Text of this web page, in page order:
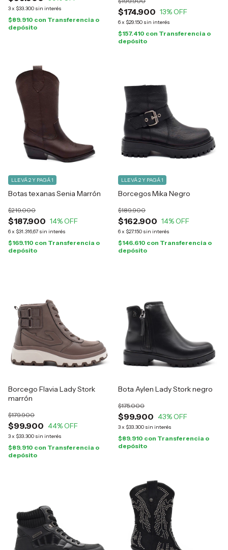
3x $33.300 sin interés
$89.910 con Transferencia o
depósito
$174.900 13% OFF
6x $29.150 sin interés
$157.410 con Transferencia o
depósito
Botas texanas Senia Marrón
$187.900
$219.000
14% OFF
6x $31.316,67 sin interés
LLEVÁ 2 Y PAGÁ 1
$169.110 con Transferencia o
depósito
Borcegos Mika Negro
$162.900
$189.900
14% OFF
6x $27.150 sin interés
LLEVÁ 2 Y PAGÁ 1
$146.610 con Transferencia o
depósito
Borcego Flavia Lady Stork
marrón
$99.900
$179.900
44% OFF
3x $33.300 sin interés
$89.910 con Transferencia o
depósito
Bota Aylen Lady Stork negro
$99.900
$175.000
43% OFF
3x $33.300 sin interés
$89.910 con Transferencia o
depósito